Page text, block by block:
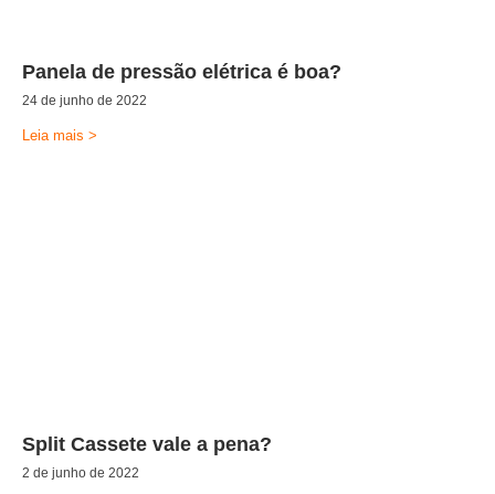
Panela de pressão elétrica é boa?
24 de junho de 2022
Leia mais >
Split Cassete vale a pena?
2 de junho de 2022